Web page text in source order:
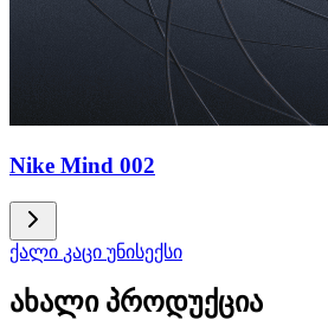
Nike Mind 002
ქალი კაცი უნისექსი
ახალი პროდუქცია